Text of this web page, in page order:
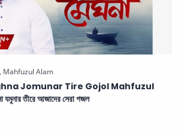
Jomunar Tire Gojol Mahfuzul
তীরে আজাদের সেরা গজল